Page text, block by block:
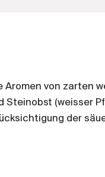
Aromen von zarten
Steinobst (weisser
der